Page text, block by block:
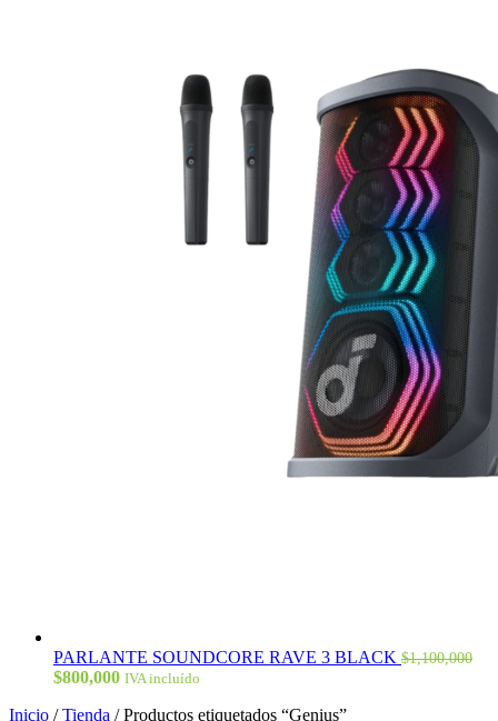
PARLANTE SOUNDCORE RAVE 3 BLACK $1,100,000
El
original
$800,000El
actual
IVA incluído
Inicio / Tienda / Productos etiquetados “Genius”